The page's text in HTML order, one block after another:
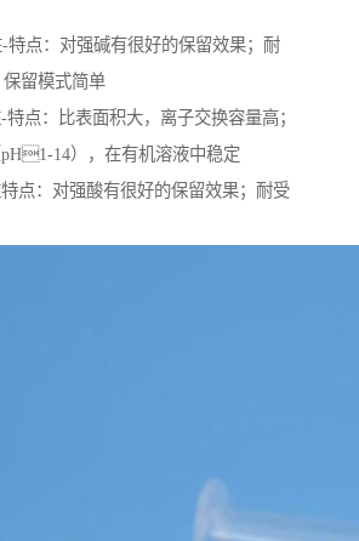
特点：对强碱有很好的保留效果；耐
保留模式简单
点：比表面积大，离子交换容量高；
14），在有机溶液中稳定
点：对强酸有很好的保留效果；耐受